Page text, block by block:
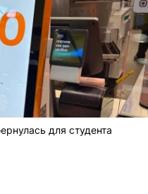
для студента